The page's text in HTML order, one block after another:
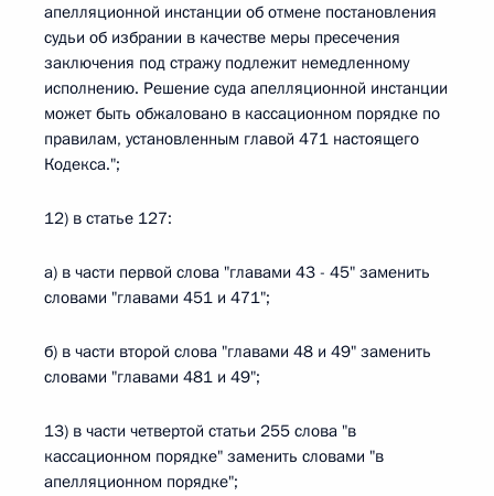
апелляционной инстанции об отмене постановления
судьи об избрании в качестве меры пресечения
заключения под стражу подлежит немедленному
исполнению. Решение суда апелляционной инстанции
может быть обжаловано в кассационном порядке по
правилам, установленным главой 471 настоящего
Кодекса.";
12) в статье 127:
а) в части первой слова "главами 43 - 45" заменить
словами "главами 451 и 471";
б) в части второй слова "главами 48 и 49" заменить
словами "главами 481 и 49";
13) в части четвертой статьи 255 слова "в
кассационном порядке" заменить словами "в
апелляционном порядке";